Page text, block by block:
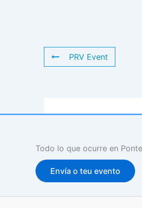
PRV Event
Todo lo que ocurre en
Envía o teu evento